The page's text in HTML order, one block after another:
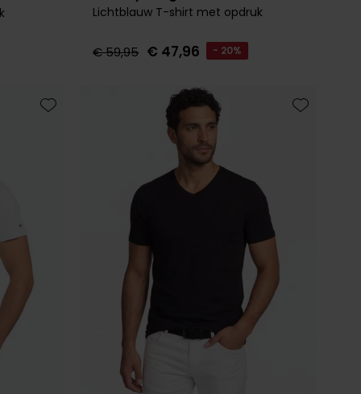
Lichtblauw T-shirt met opdruk
€ 59,95 € 47,96 - 20%
Toevoegen aan favorieten